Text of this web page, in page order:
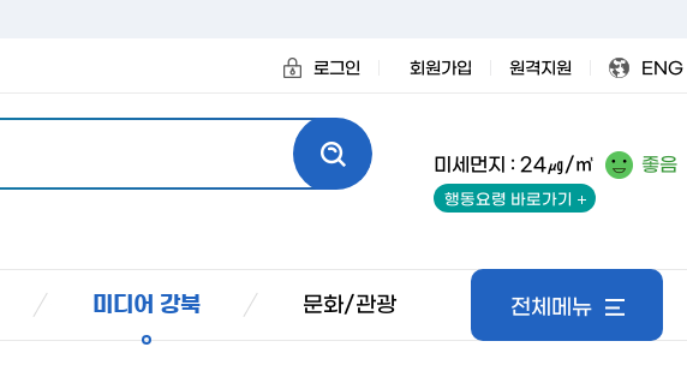
로그인 회원가입 원격지원 ENG
미세먼지 : 24㎍/㎥ 좋음
행동요령 바로가기
미디어 강북 문화/관광 전체메뉴